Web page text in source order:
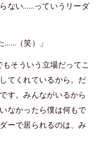
ない……っていうリーダ
……（笑）」
そういう立場だってこ
てくれているから。だ
す。みんながいるから
なかったら僕は何もで
ーで居られるのは、み